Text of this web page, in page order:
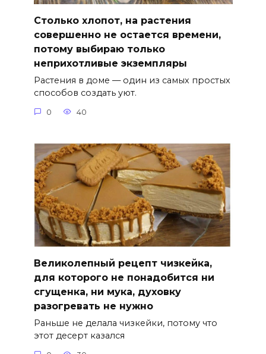
Столько хлопот, на растения
совершенно не остается времени,
потому выбираю только
неприхотливые экземпляры
Растения в доме — один из самых простых
способов создать уют.
0 40
Великолепный рецепт чизкейка,
для которого не понадобится ни
сгущенка, ни мука, духовку
разогревать не нужно
Раньше не делала чизкейки, потому что
этот десерт казался